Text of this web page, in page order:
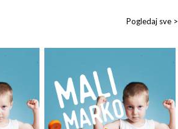
Pogledaj sve >